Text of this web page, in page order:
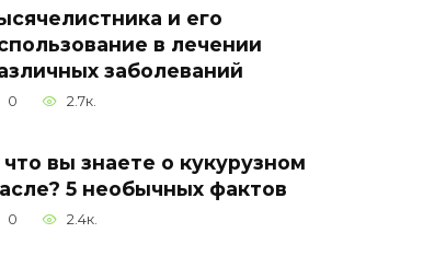
и его
в лечении
заболеваний
0 2.7к.
вы знаете о кукурузном
5 необычных фактов
0 2.4к.